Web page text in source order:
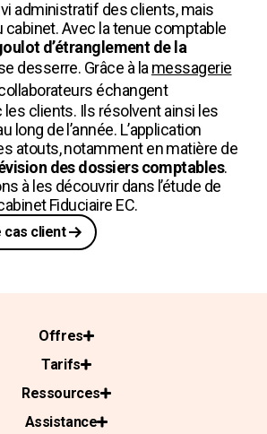
administratif des clients, mais
cabinet. Avec la tenue comptable
d’étranglement de la
desserre. Grâce à la messagerie
échangent
les clients. Ils résolvent ainsi les
long de l’année. L’application
atouts, notamment en matière de
des dossiers comptables.
à les découvrir dans l’étude de
Fiduciaire EC.
cas client
Offres
Tarifs
Ressources
Assistance